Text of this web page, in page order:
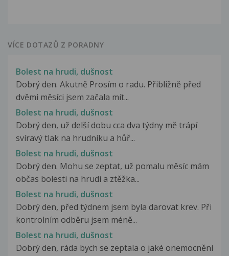
VÍCE DOTAZŮ Z PORADNY
Bolest na hrudi, dušnost
Dobrý den. Akutně Prosím o radu. Přibližně před
dvěmi měsíci jsem začala mít...
Bolest na hrudi, dušnost
Dobrý den, už delší dobu cca dva týdny mě trápí
svíravý tlak na hrudníku a hůř...
Bolest na hrudi, dušnost
Dobrý den. Mohu se zeptat, už pomalu měsíc mám
občas bolesti na hrudi a ztěžka...
Bolest na hrudi, dušnost
Dobrý den, před týdnem jsem byla darovat krev. Při
kontrolním odběru jsem méně...
Bolest na hrudi, dušnost
Dobrý den, ráda bych se zeptala o jaké onemocnění